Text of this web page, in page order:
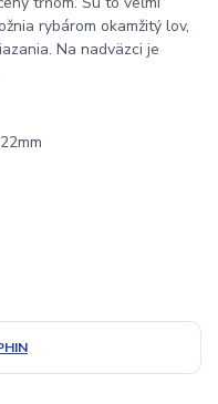
rybárom okamžitý lov,
Na nadväzci je